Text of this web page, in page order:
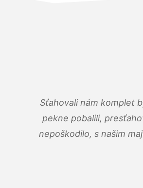
Sťahovali nám komplet
pekne pobalili,
nepoškodilo, s našim